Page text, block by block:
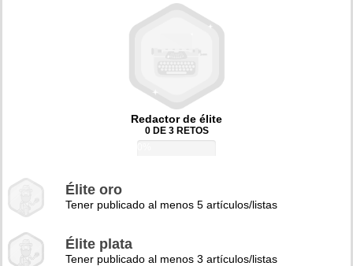
Redactor de élite
0 DE 3 RETOS
Élite oro
Tener publicado al menos 5 artículos/listas
Élite plata
Tener publicado al menos 3 artículos/listas